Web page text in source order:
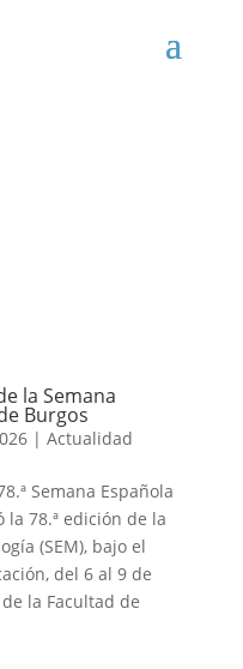
la Semana
Burgos
| Actualidad
Semana Española
78.ª edición de la
(SEM), bajo el
del 6 al 9 de
la Facultad de